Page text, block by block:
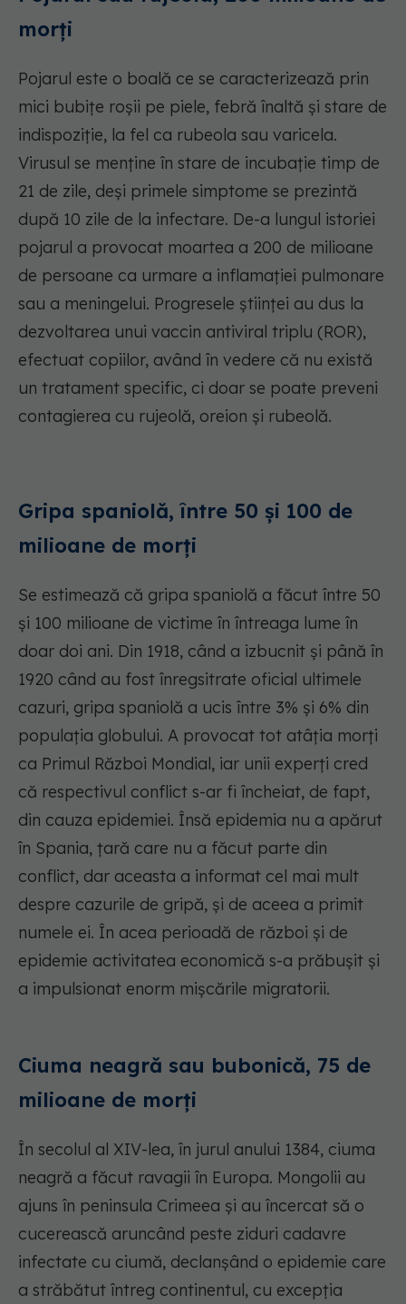
morți
Pojarul este o boală ce se caracterizează prin
mici bubițe roșii pe piele, febră înaltă și stare de
indispoziție, la fel ca rubeola sau varicela.
Virusul se menține în stare de incubație timp de
21 de zile, deși primele simptome se prezintă
după 10 zile de la infectare. De-a lungul istoriei
pojarul a provocat moartea a 200 de milioane
de persoane ca urmare a inflamației pulmonare
sau a meningelui. Progresele științei au dus la
dezvoltarea unui vaccin antiviral triplu (ROR),
efectuat copiilor, având în vedere că nu există
un tratament specific, ci doar se poate preveni
contagierea cu rujeolă, oreion și rubeolă.
Gripa spaniolă, între 50 și 100 de
milioane de morți
Se estimează că gripa spaniolă a făcut între 50
și 100 milioane de victime în întreaga lume în
doar doi ani. Din 1918, când a izbucnit și până în
1920 când au fost înregsitrate oficial ultimele
cazuri, gripa spaniolă a ucis între 3% și 6% din
populația globului. A provocat tot atâția morți
ca Primul Război Mondial, iar unii experți cred
că respectivul conflict s-ar fi încheiat, de fapt,
din cauza epidemiei. Însă epidemia nu a apărut
în Spania, țară care nu a făcut parte din
conflict, dar aceasta a informat cel mai mult
despre cazurile de gripă, și de aceea a primit
numele ei. În acea perioadă de război și de
epidemie activitatea economică s-a prăbușit și
a impulsionat enorm mișcările migratorii.
Ciuma neagră sau bubonică, 75 de
milioane de morți
În secolul al XIV-lea, în jurul anului 1384, ciuma
neagră a făcut ravagii în Europa. Mongolii au
ajuns în peninsula Crimeea și au încercat să o
cucerească aruncând peste ziduri cadavre
infectate cu ciumă, declanșând o epidemie care
a străbătut întreg continentul, cu excepția